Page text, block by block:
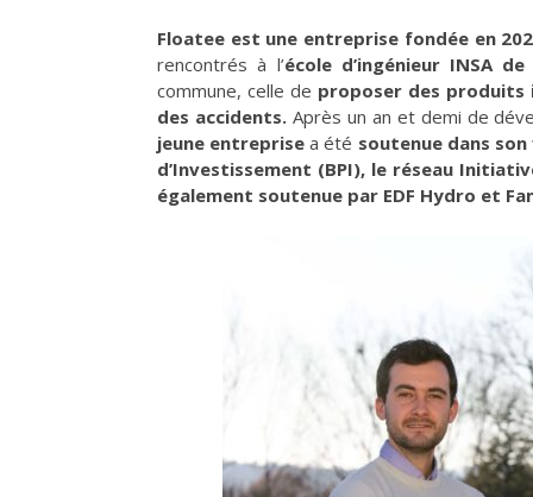
Floatee est une entreprise fondée en
rencontrés à l’école d’ingénieur INSA de
commune, celle de proposer des
des accidents.Après un an et demi de
jeune entreprise a été soutenue dans son
d’Investissement (BPI), le réseau
également soutenue par EDF Hydro et